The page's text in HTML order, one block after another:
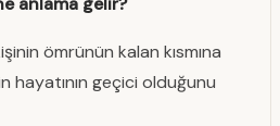
ömrünün kalan kısmına
hayatının geçici olduğunu